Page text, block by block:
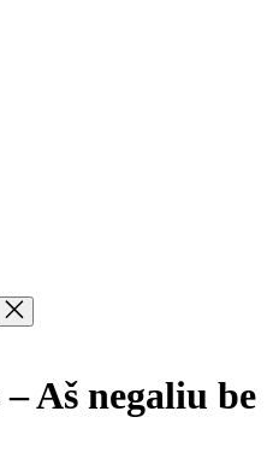
Aš negaliu be